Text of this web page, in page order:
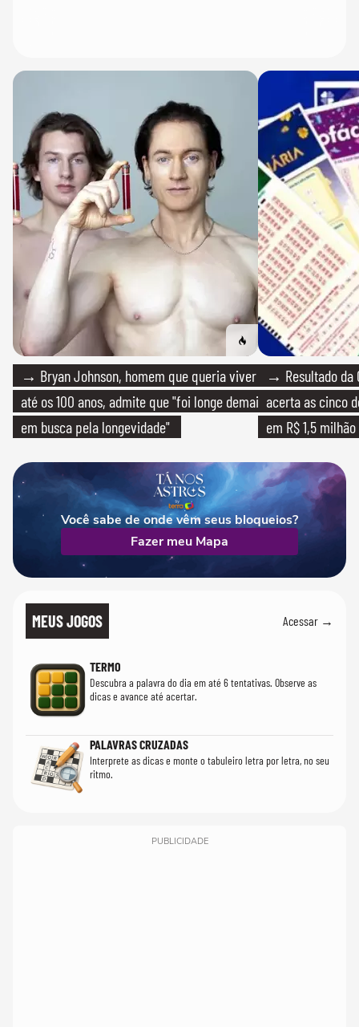
→ Bryan Johnson, homem que queria viver
até os 100 anos, admite que "foi longe demais
em busca pela longevidade"
→ Resultado da
acerta as cinco
em R$ 1,5 milhão
Você sabe de onde vêm seus bloqueios?
Fazer meu Mapa
MEUS JOGOS Acessar →
TERMO
Descubra a palavra do dia em até 6 tentativas. Observe as
dicas e avance até acertar.
PALAVRAS CRUZADAS
Interprete as dicas e monte o tabuleiro letra por letra, no seu
ritmo.
PUBLICIDADE